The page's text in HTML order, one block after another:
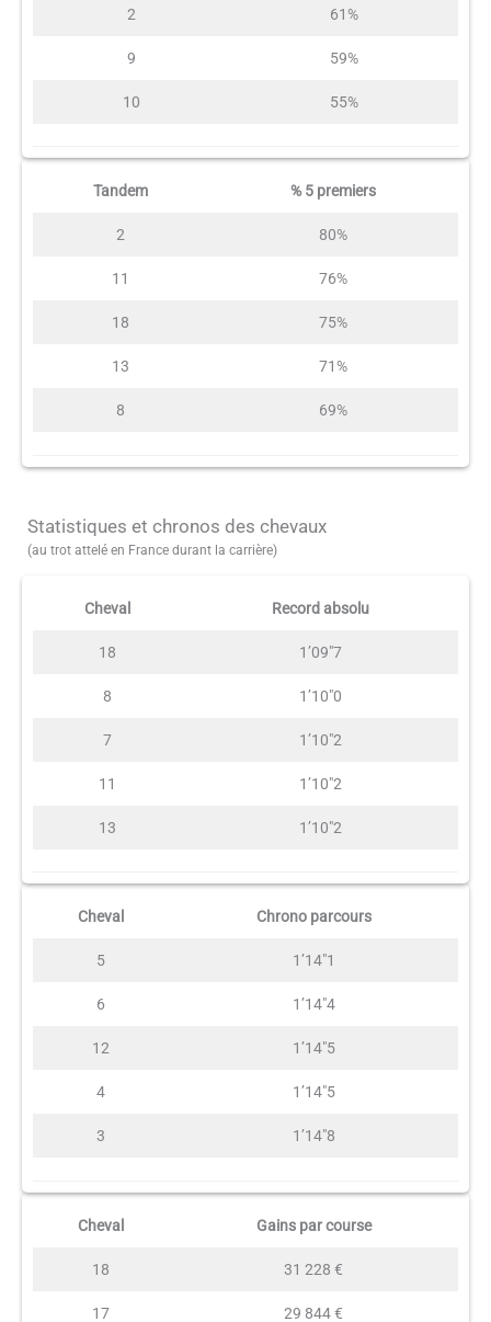
2 61%
9 59%
10 55%
Tandem % 5 premiers
2 80%
11 76%
18 75%
13 71%
8 69%
Statistiques et chronos des chevaux
(au trot attelé en France durant la carrière)
Cheval Record absolu
18 1’09″7
8 1’10″0
7 1’10″2
11 1’10″2
13 1’10″2
Cheval Chrono parcours
5 1’14″1
6 1’14″4
12 1’14″5
4 1’14″5
3 1’14″8
Cheval Gains par course
18 31 228 €
17 29 844 €